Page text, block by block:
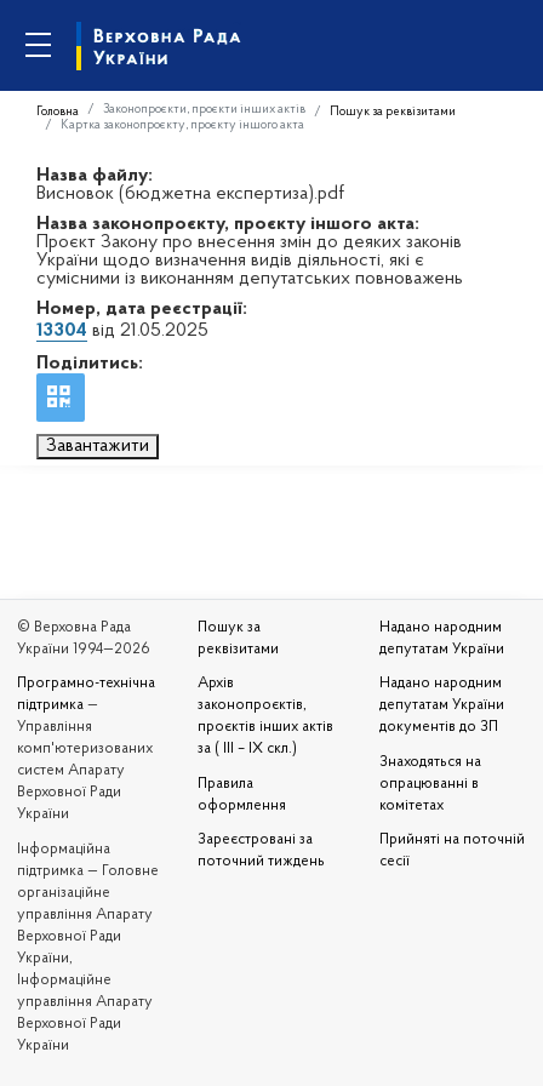
Головна Законопроєкти, проєкти інших актів
Пошук за реквізитами
Картка законопроєкту, проєкту іншого акта
Назва файлу:
Висновок (бюджетна експертиза).pdf
Назва законопроєкту, проєкту іншого акта:
Проєкт Закону про внесення змін до деяких законів
України щодо визначення видів діяльності, які є
сумісними із виконанням депутатських повноважень
Номер, дата реєстрації:
13304 від 21.05.2025
Поділитись:
Завантажити
© Верховна Рада
України 1994—2026
Програмно-технічна
підтримка —
Управління
комп'ютеризованих
систем Апарату
Верховної Ради
України
Iнформаційна
підтримка — Головне
організаційне
управління Апарату
Верховної Ради
України,
Інформаційне
управління Апарату
Верховної Ради
України
Пошук за
реквізитами
Архів
законопроєктів,
проєктів інших актів
за ( III – IX скл.)
Правила
оформлення
Зареєстровані за
поточний тиждень
Надано народним
депутатам України
Надано народним
депутатам України
документів до ЗП
Знаходяться на
опрацюванні в
комітетах
Прийняті на поточній
сесії